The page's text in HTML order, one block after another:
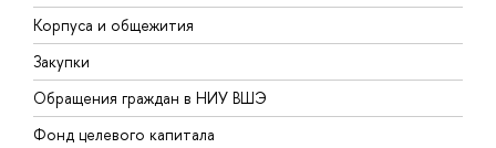
Корпуса и общежития
Закупки
Обращения граждан в НИУ ВШЭ
Фонд целевого капитала